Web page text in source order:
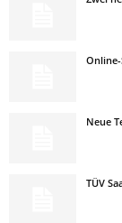
Online-
Neue
TÜV